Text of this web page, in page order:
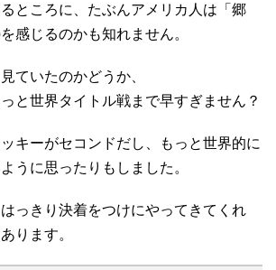
ところに、たぶんアメリカ人は「郷
感じるのかも知れません。
ていたのかどうか、
と世界タイトル戦まで早すぎません？
キーがセコンドだし、もっと世界的に
うに思ったりもしました。
っきり決着をつけにやってきてくれ
ります。